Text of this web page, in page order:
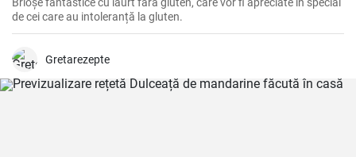
de cei care au intoleranță la gluten.
Gretarezepte